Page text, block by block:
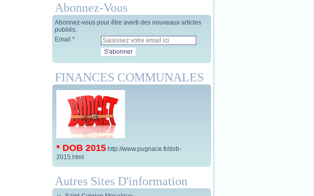
Abonnez-Vous
Abonnez-vous pour être averti des nouveaux articles
publiés.
Email
FINANCES COMMUNALES
* DOB 2015 http://www.pugnace.fr/dob-
2015.html
Autres Sites D'information